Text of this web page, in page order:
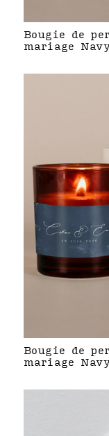
Bougie de
mariage
Bougie de
mariage